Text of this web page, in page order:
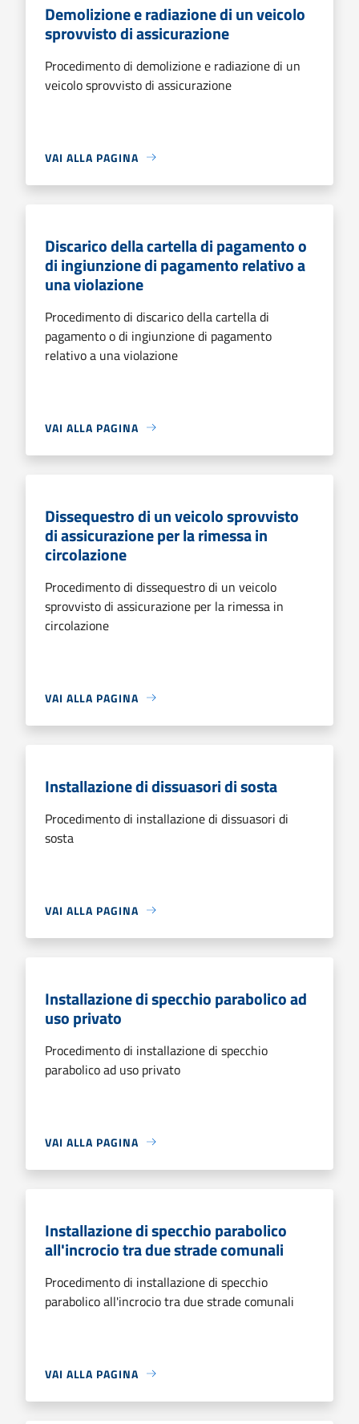
Demolizione e radiazione di un veicolo
sprovvisto di assicurazione
Procedimento di demolizione e radiazione di un
veicolo sprovvisto di assicurazione
VAI ALLA PAGINA
Discarico della cartella di pagamento o
di ingiunzione di pagamento relativo a
una violazione
Procedimento di discarico della cartella di
pagamento o di ingiunzione di pagamento
relativo a una violazione
VAI ALLA PAGINA
Dissequestro di un veicolo sprovvisto
di assicurazione per la rimessa in
circolazione
Procedimento di dissequestro di un veicolo
sprovvisto di assicurazione per la rimessa in
circolazione
VAI ALLA PAGINA
Installazione di dissuasori di sosta
Procedimento di installazione di dissuasori di
sosta
VAI ALLA PAGINA
Installazione di specchio parabolico ad
uso privato
Procedimento di installazione di specchio
parabolico ad uso privato
VAI ALLA PAGINA
Installazione di specchio parabolico
all'incrocio tra due strade comunali
Procedimento di installazione di specchio
parabolico all'incrocio tra due strade comunali
VAI ALLA PAGINA